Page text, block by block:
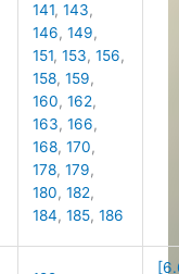
141,143,
146,149,
151,153,156,
158,159,
160,162,
163,166,
168,170,
178,179,
180,182,
184,185,186